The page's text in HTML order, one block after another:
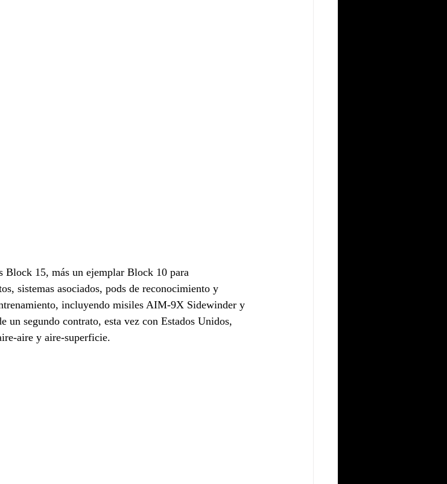
Block 15, más un ejemplar Block 10 para
sistemas asociados, pods de reconocimiento y
incluyendo misiles AIM-9X Sidewinder y
segundo contrato, esta vez con Estados Unidos,
aire y aire-superficie.